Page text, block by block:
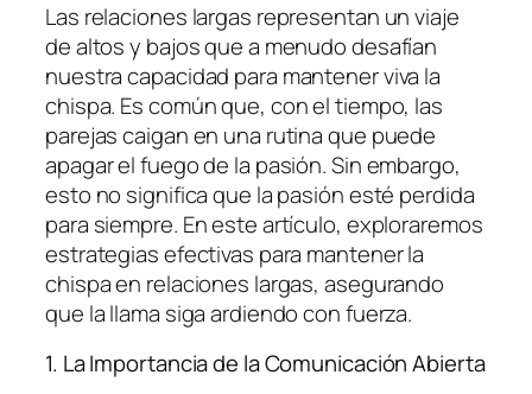
Las relaciones largas representan un viaje
de altos y bajos que a menudo desafían
nuestra capacidad para mantener viva la
chispa. Es común que, con el tiempo, las
parejas caigan en una rutina que puede
apagar el fuego de la pasión. Sin embargo,
esto no significa que la pasión esté perdida
para siempre. En este artículo, exploraremos
estrategias efectivas para mantener la
chispa en relaciones largas, asegurando
que la llama siga ardiendo con fuerza.
1. La Importancia de la Comunicación Abierta